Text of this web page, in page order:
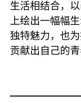
生活相结合，
上绘出一幅幅
独特魅力，也
贡献出自己的青